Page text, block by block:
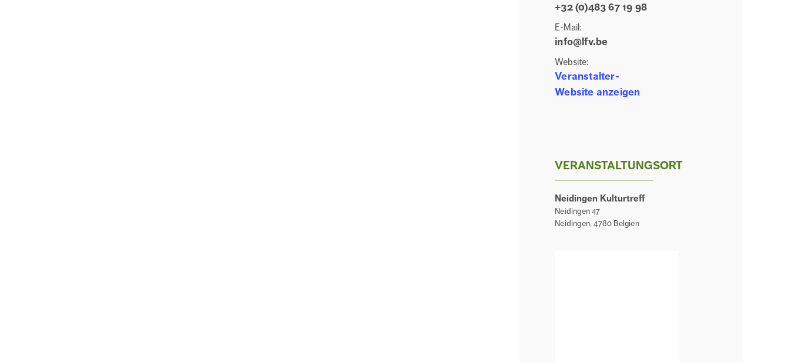
+32 (0)483 67 19 98
E-Mail:
info@lfv.be
Website:
Veranstalter-
Website anzeigen
VERANSTALTUNGSORT
Neidingen Kulturtreff
Neidingen 47
Neidingen, 4780 Belgien